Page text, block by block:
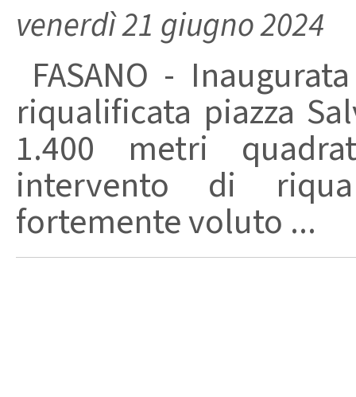
venerdì 21 giugno 2024
FASANO -
riqualificata piazza
1.400 metri
intervento di
fortemente voluto ...